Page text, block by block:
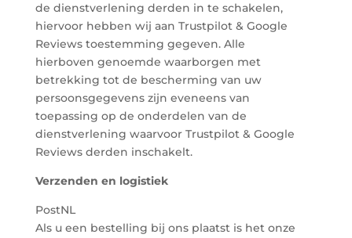
de dienstverlening derden in te schakelen,
hiervoor hebben wij aan Trustpilot & Google
Reviews toestemming gegeven. Alle
hierboven genoemde waarborgen met
betrekking tot de bescherming van uw
persoonsgegevens zijn eveneens van
toepassing op de onderdelen van de
dienstverlening waarvoor Trustpilot & Google
Reviews derden inschakelt.
Verzenden en logistiek
PostNL
Als u een bestelling bij ons plaatst is het onze